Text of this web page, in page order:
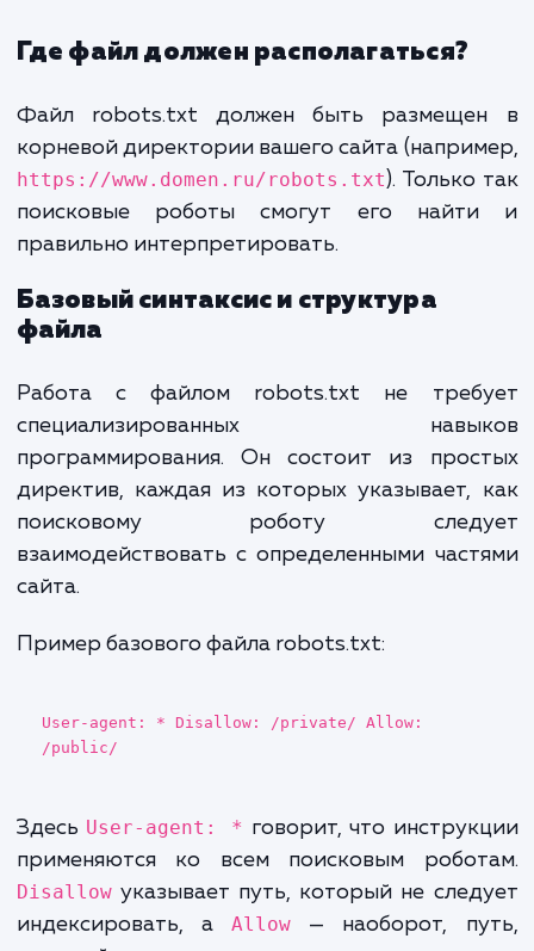
посещении сайта они сначала
директории сайта. Инструкции в этом
сообщают роботам, какие части сайта
пропустить, а какие — индексировать.
Создание файла
robots.txt
Где файл должен располагаться?
Файл robots.txt должен быть
корневой директории вашего сайта
https://www.domen.ru/robots.txt
правильно интерпретировать.
файла
специализированных
программирования. Он состоит из
директив, каждая из которых указывает,